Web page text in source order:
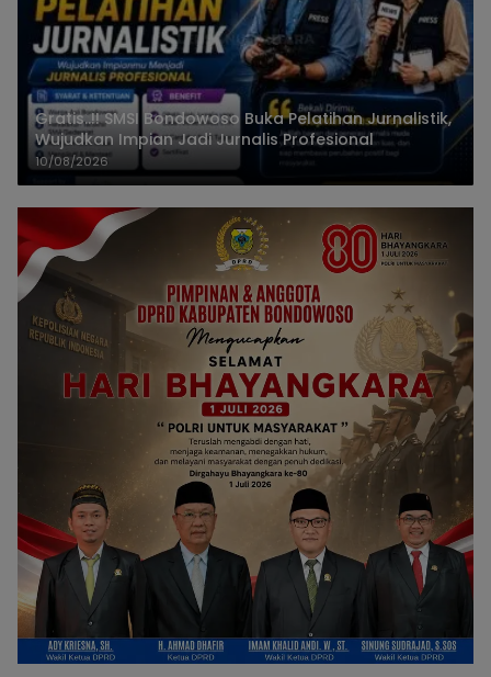
Gratis..!! SMSI Bondowoso Buka Pelatihan Jurnalistik,
Wujudkan Impian Jadi Jurnalis Profesional
10/08/2026